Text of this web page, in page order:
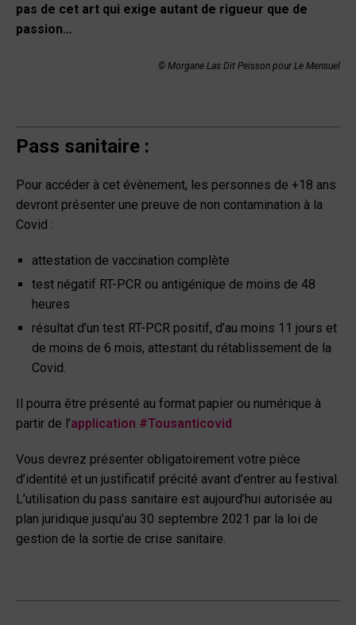
pas de cet art qui exige autant de rigueur que de
passion…
© Morgane Las Dit Peisson pour Le Mensuel
Pass sanitaire :
Pour accéder à cet évènement, les personnes de +18 ans
devront présenter une preuve de non contamination à la
Covid :
attestation de vaccination complète
test négatif RT-PCR ou antigénique de moins de 48
heures
résultat d’un test RT-PCR positif, d’au moins 11 jours et
de moins de 6 mois, attestant du rétablissement de la
Covid.
Il pourra être présenté au format papier ou numérique à
partir de l’application #Tousanticovid
Vous devrez présenter obligatoirement votre pièce
d’identité et un justificatif précité avant d’entrer au festival.
L’utilisation du pass sanitaire est aujourd’hui autorisée au
plan juridique jusqu’au 30 septembre 2021 par la loi de
gestion de la sortie de crise sanitaire.